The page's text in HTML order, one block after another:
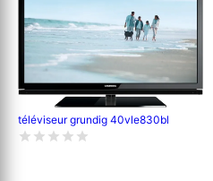
téléviseur grundig 40vle830bl